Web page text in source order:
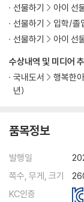
수상내역 및 미디어
국내도서
행복한
년)
선물하기
아이 선
선물하기
입학/졸
선물하기
아이 선
품목정보
발행일
쪽수, 무게, 크기
KC인증